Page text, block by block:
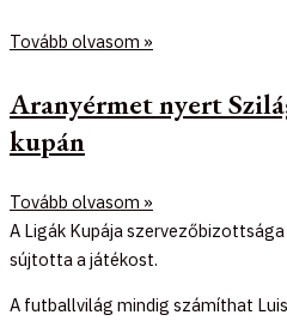
Tovább olvasom »
Aranyérmet nyert
kupán
Tovább olvasom »
A Ligák Kupája
sújtotta a játékost.
A futballvilág mindig számíthat